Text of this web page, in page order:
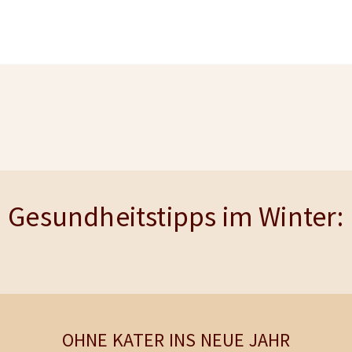
Gesundheitstipps im Winter:
OHNE KATER INS NEUE JAHR